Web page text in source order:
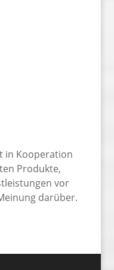
in Kooperation
Produkte,
vor
darüber.